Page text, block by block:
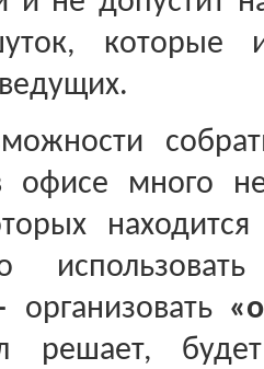
которые
много
организовать
решает,